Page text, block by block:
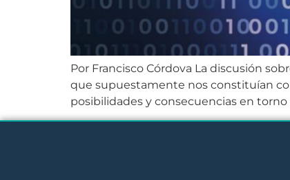
Por Francisco Córdova La discusión
que supuestamente nos constituían
posibilidades y consecuencias en